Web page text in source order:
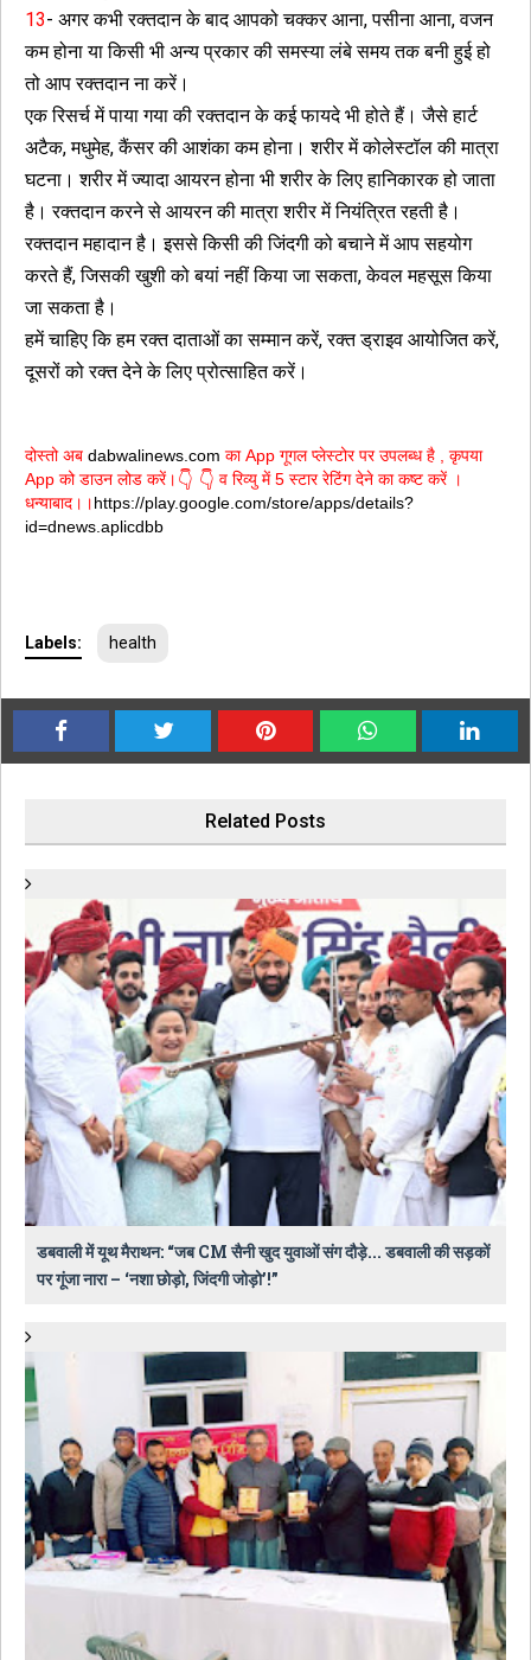
13- अगर कभी रक्तदान के बाद आपको चक्कर आना, पसीना आना, वजन
कम होना या किसी भी अन्य प्रकार की समस्या लंबे समय तक बनी हुई हो
तो आप रक्तदान ना करें।
एक रिसर्च में पाया गया की रक्तदान के कई फायदे भी होते हैं। जैसे हार्ट
अटैक, मधुमेह, कैंसर की आशंका कम होना। शरीर में कोलेस्टॉल की मात्रा
घटना। शरीर में ज्यादा आयरन होना भी शरीर के लिए हानिकारक हो जाता
है। रक्तदान करने से आयरन की मात्रा शरीर में नियंत्रित रहती है।
रक्तदान महादान है। इससे किसी की जिंदगी को बचाने में आप सहयोग
करते हैं, जिसकी खुशी को बयां नहीं किया जा सकता, केवल महसूस किया
जा सकता है।
हमें चाहिए कि हम रक्त दाताओं का सम्मान करें, रक्त ड्राइव आयोजित करें,
दूसरों को रक्त देने के लिए प्रोत्साहित करें।
दोस्तो अब dabwalinews.com का App गूगल प्लेस्टोर पर उपलब्ध है , कृपया
App को डाउन लोड करें। 👇 👇 व रिव्यु में 5 स्टार रेटिंग देने का कष्ट करें ।
धन्याबाद।।https://play.google.com/store/apps/details?
id=dnews.aplicdbb
Labels: health
Related Posts
डबवाली में यूथ मैराथन: “जब CM सैनी खुद युवाओं संग दौड़े... डबवाली की सड़कों
पर गूंजा नारा – ‘नशा छोड़ो, जिंदगी जोड़ो’!”